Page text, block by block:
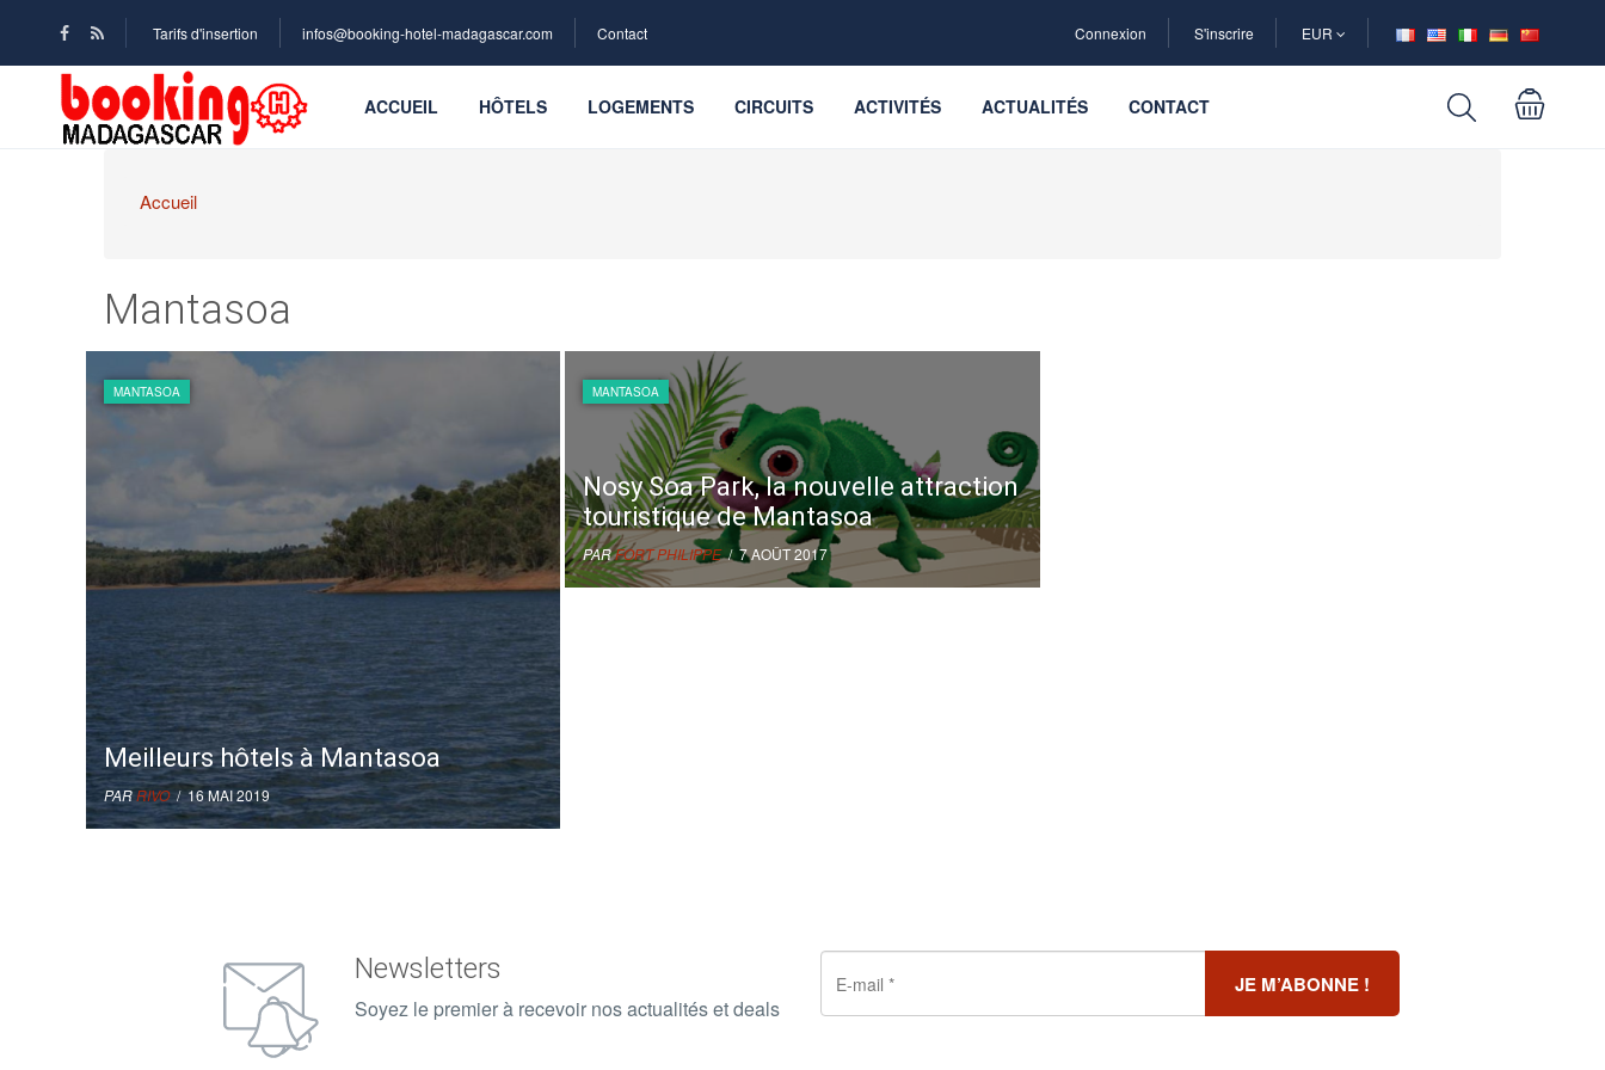
Tarifs d'insertion infos@booking-hotel-madagascar.com Contact Connexion S'inscrire EUR
ACCUEIL HÔTELS LOGEMENTS CIRCUITS ACTIVITÉS ACTUALITÉS CONTACT
Accueil
Mantasoa
MANTASOA
Meilleurs hôtels à Mantasoa
PARRIVO/ 16 MAI 2019
MANTASOA
Nosy Soa Park, la nouvelle attraction
touristique de Mantasoa
PARFORT PHILIPPE/ 7 AOÛT 2017
Newsletters
Soyez le premier à recevoir nos actualités et deals